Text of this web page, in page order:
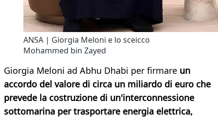
ANSA | Giorgia Meloni e lo sceicco
Mohammed bin Zayed
Giorgia Meloni ad Abhu Dhabi per firmare un
accordo del valore di circa un miliardo di euro che
prevede la costruzione di un'interconnessione
sottomarina per trasportare energia elettrica,